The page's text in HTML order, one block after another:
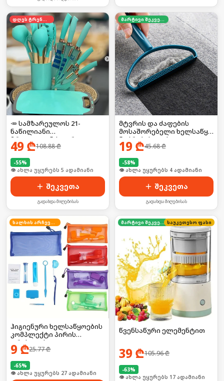
დღეს ტრენდში
🥕 სამზარეულოს 21-
ნაწილიანი
მრავალფუნქციური
ნაკრები
49 ₾108.88₾
-55%
🛒 ბოლო 24სთ-ში იყიდა 7-მა
შეკვეთა
გადახდა მიღებისას
მარტივი შეკვეთა
მტვრის და ძაფების
მოსაშორებელი ხელსაწყო
ნაჭრებისთვის 2ც
19 ₾45.68₾
-58%
🛒 ბოლო 24სთ-ში იყიდა 5-მა
შეკვეთა
გადახდა მიღებისას
ხალხის არჩევანი
ჰიგიენური ხელსაწყოების
კომპლექტი პირის
ღრუსთვის
9 ₾25.77₾
-65%
🛒 ბოლო 24სთ-ში იყიდა 35-მა
მარტივი შეკვეთა საუკეთესო ფასი
წვენსაწური ელემენტით
39 ₾105.96₾
-63%
🛒 ბოლო 24სთ-ში იყიდა 27-მა